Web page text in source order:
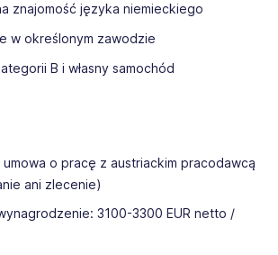
znajomość języka niemieckiego
w określonym zawodzie
B i własny samochód
o pracę z austriackim pracodawcą
ani zlecenie)
3100-3300 EUR netto /